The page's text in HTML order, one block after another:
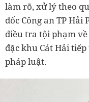
làm rõ, xử lý theo
đốc Công an TP Hải
điều tra tội phạm
đặc khu Cát Hải
pháp luật.